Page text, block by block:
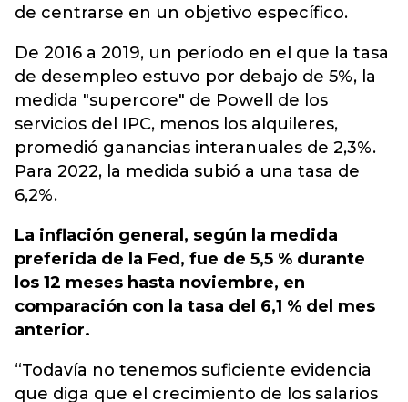
de centrarse en un objetivo específico.
De 2016 a 2019, un período en el que la tasa
de desempleo estuvo por debajo de 5%, la
medida "supercore" de Powell de los
servicios del IPC, menos los alquileres,
promedió ganancias interanuales de 2,3%.
Para 2022, la medida subió a una tasa de
6,2%.
La inflación general, según la medida
preferida de la Fed, fue de 5,5 % durante
los 12 meses hasta noviembre, en
comparación con la tasa del 6,1 % del mes
anterior.
“Todavía no tenemos suficiente evidencia
que diga que el crecimiento de los salarios